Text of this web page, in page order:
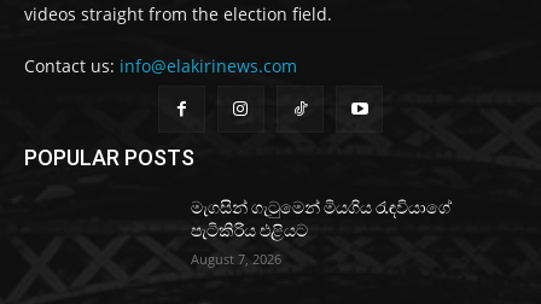
videos straight from the election field.
Contact us: info@elakirinews.com
POPULAR POSTS
මැගසින් ගැටුමෙන් මියගිය රැඳවියාගේ
පැටිකිරිය එළියට
August 7, 2026